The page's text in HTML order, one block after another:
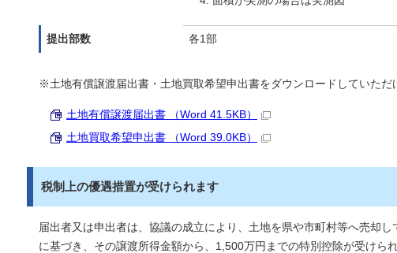
提出部数 各1部
※土地有償譲渡届出書・土地買取希望申出書をダウンロードしていただ
土地有償譲渡届出書 （Word 41.5KB）
土地買取希望申出書 （Word 39.0KB）
税制上の優遇措置が受けられます
届出者又は申出者は、協議の成立により、土地を県や市町村等へ売却
に基づき、その譲渡所得金額から、1,500万円までの特別控除が受けられ